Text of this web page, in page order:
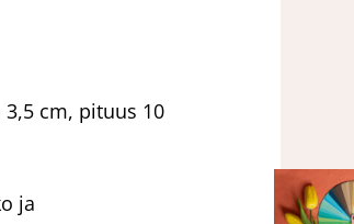
cm, pituus 10
ja